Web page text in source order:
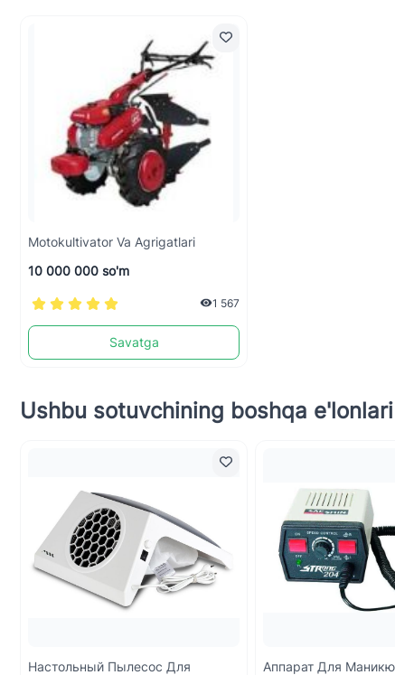
Motokultivator Va Agrigatlari
10 000 000 so'm
1 567
Savatga
Ushbu sotuvchining boshqa e'lonlari
Настольный Пылесос Для
Аппарат Для